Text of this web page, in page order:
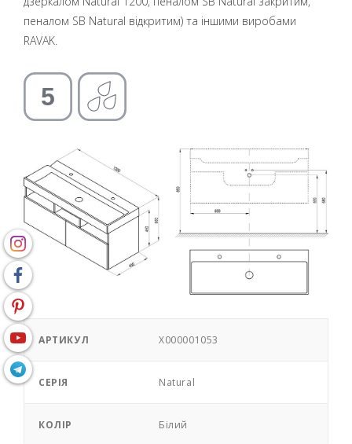
пеналом SB Natural відкритим) та іншими виробами
RAVAK.
АРТИКУЛ X000001053
СЕРІЯ Natural
КОЛІР Білий